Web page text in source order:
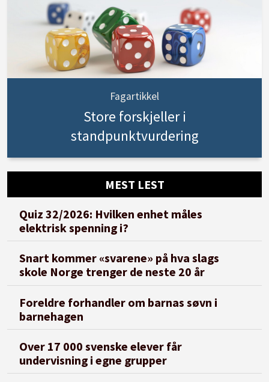
Fagartikkel
Store forskjeller i
standpunktvurdering
MEST LEST
Quiz 32/2026: Hvilken enhet måles
elektrisk spenning i?
Snart kommer «svarene» på hva slags
skole Norge trenger de neste 20 år
Foreldre forhandler om barnas søvn i
barnehagen
Over 17 000 svenske elever får
undervisning i egne grupper